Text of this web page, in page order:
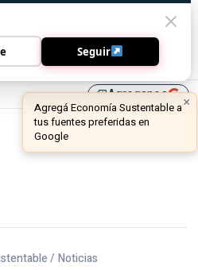
library_addAgreganos
/ Noticias
Seguir